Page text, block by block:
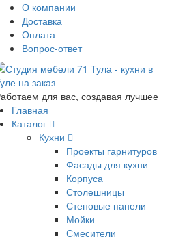
О компании
Доставка
Оплата
Вопрос-ответ
для вас, создавая лучшее
Главная
Каталог
Кухни
Проекты гарнитуров
Фасады для кухни
Корпуса
Столешницы
Стеновые панели
Мойки
Смесители